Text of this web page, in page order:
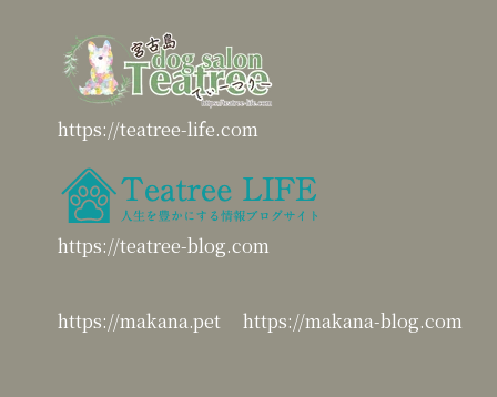
https://teatree-life.com
https://teatree-blog.com